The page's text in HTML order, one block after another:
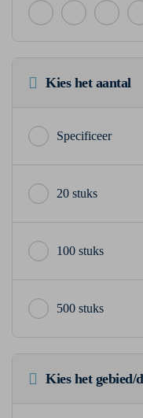
Kies het aantal
20 stuks
100 stuks
500 stuks
Kies het gebied/